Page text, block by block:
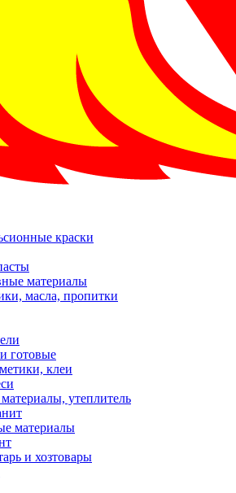
краски
материалы
масла, пропитки
готовые
клеи
утеплитель
материалы
и хозтовары